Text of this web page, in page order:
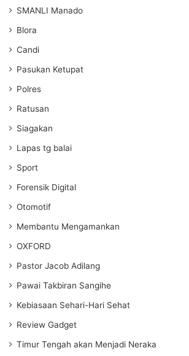
SMANLI Manado
Blora
Candi
Pasukan Ketupat
Polres
Ratusan
Siagakan
Lapas tg balai
Sport
Forensik Digital
Otomotif
Membantu Mengamankan
OXFORD
Pastor Jacob Adilang
Pawai Takbiran Sangihe
Kebiasaan Sehari-Hari Sehat
Review Gadget
Timur Tengah akan Menjadi Neraka